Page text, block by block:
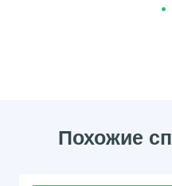
Похожие